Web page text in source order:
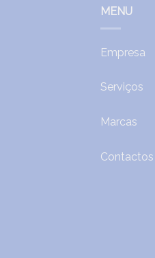
MENU
Empresa
Serviços
Marcas
Contactos